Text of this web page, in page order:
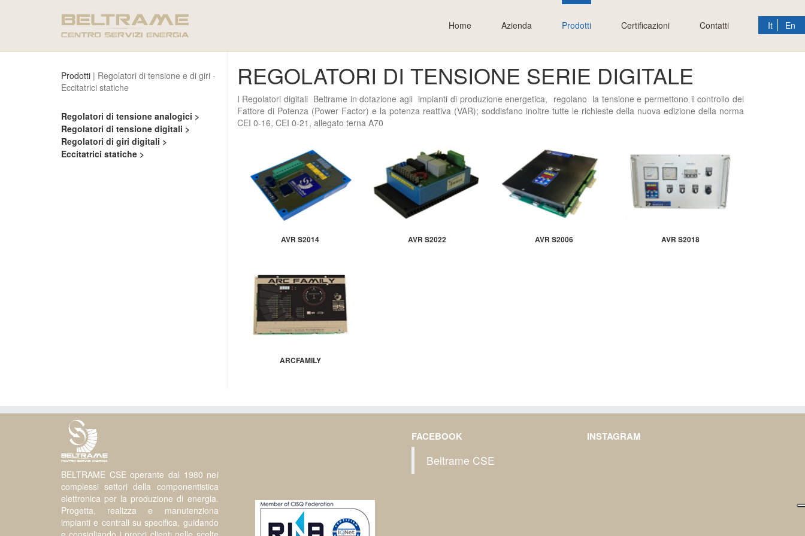
Home Azienda Prodotti Certificazioni Contatti It En
Prodotti | Regolatori di tensione e di giri -
Eccitatrici statiche
Regolatori di tensione analogici >
Regolatori di tensione digitali >
Regolatori di giri digitali >
Eccitatrici statiche >
REGOLATORI DI TENSIONE SERIE DIGITALE
I Regolatori digitali Beltrame in dotazione agli impianti di produzione energetica, regolano la tensione e permettono il controllo del
Fattore di Potenza (Power Factor) e la potenza reattiva (VAR); soddisfano inoltre tutte le richieste della nuova edizione della norma
CEI 0-16, CEI 0-21, allegato terna A70
AVR S2014 AVR S2022 AVR S2006 AVR S2018
ARCFAMILY
BELTRAME CSE operante dal 1980 nei
complessi settori della componentistica
elettronica per la produzione di energia.
Progetta, realizza e manutenziona
impianti e centrali su specifica, guidando
FACEBOOK
Beltrame CSE
INSTAGRAM